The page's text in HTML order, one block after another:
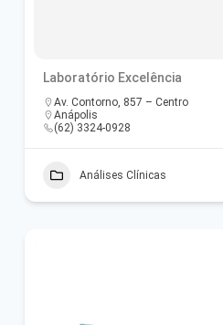
Laboratório Excelência
Av. Contorno, 857 – Centro
Anápolis
(62) 3324-0928
Análises Clínicas